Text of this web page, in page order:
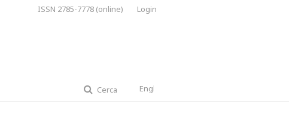
Cerca
ISSN 2785-7778 (online) Login
English